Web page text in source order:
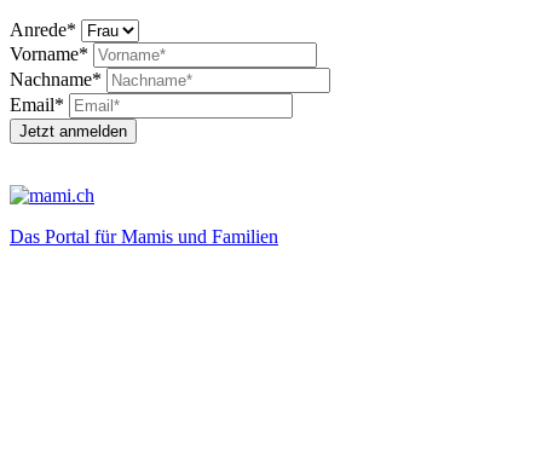
Anrede*
Vorname*
Nachname*
Email*
Jetzt anmelden
Das Portal für Mamis und Familien